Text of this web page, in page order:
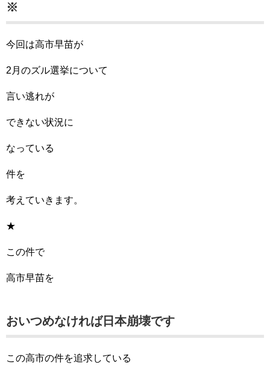
※
今回は高市早苗が
2月のズル選挙について
言い逃れが
できない状況に
なっている
件を
考えていきます。
★
この件で
高市早苗を
おいつめなければ日本崩壊です
この高市の件を追求している